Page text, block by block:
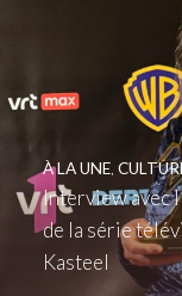
Interview avec
de la série
Kasteel
À LA UNE,